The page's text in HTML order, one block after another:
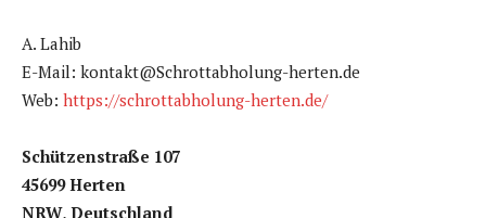
A. Lahib
E-Mail: kontakt@Schrottabholung-herten.de
Web: https://schrottabholung-herten.de/
Schützenstraße 107
45699 Herten
NRW, Deutschland